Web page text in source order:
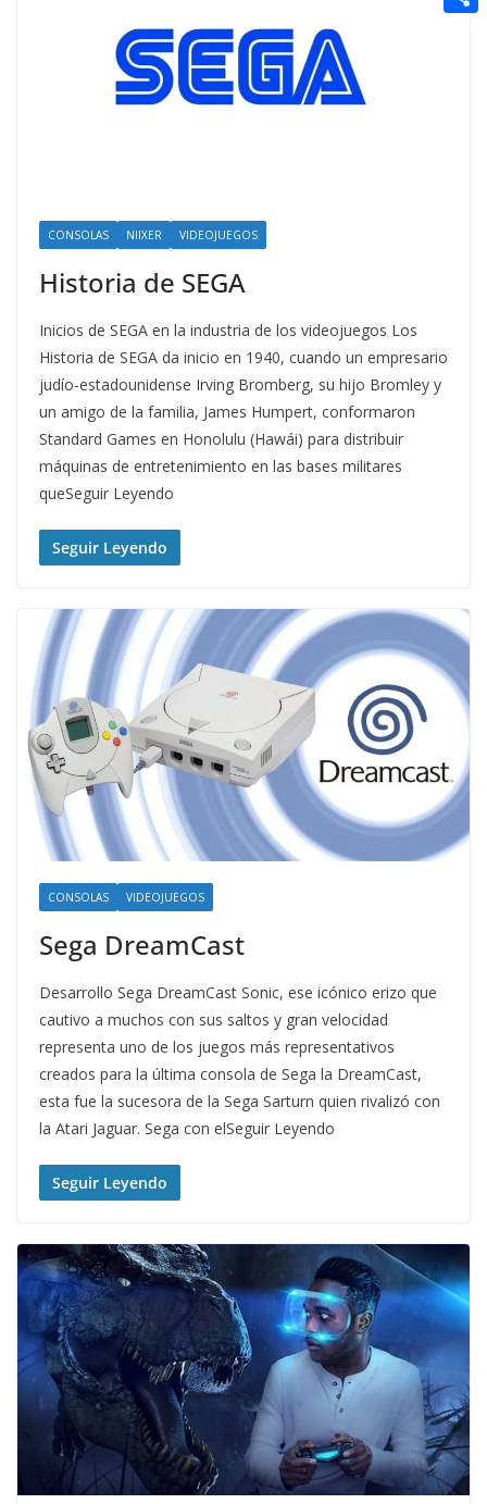
CONSOLAS NIIXER VIDEOJUEGOS
Historia de SEGA
Inicios de SEGA en la industria de los videojuegos Los
Historia de SEGA da inicio en 1940, cuando un empresario
judío-estadounidense Irving Bromberg, su hijo Bromley y
un amigo de la familia, James Humpert, conformaron
Standard Games en Honolulu (Hawái) para distribuir
máquinas de entretenimiento en las bases militares
queSeguir Leyendo
Seguir Leyendo
CONSOLAS VIDEOJUEGOS
Sega DreamCast
Desarrollo Sega DreamCast Sonic, ese icónico erizo que
cautivo a muchos con sus saltos y gran velocidad
representa uno de los juegos más representativos
creados para la última consola de Sega la DreamCast,
esta fue la sucesora de la Sega Sarturn quien rivalizó con
la Atari Jaguar. Sega con elSeguir Leyendo
Seguir Leyendo
n
a